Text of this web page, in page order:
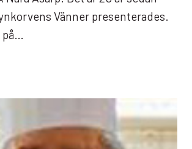
Vänner presenterades.
på…